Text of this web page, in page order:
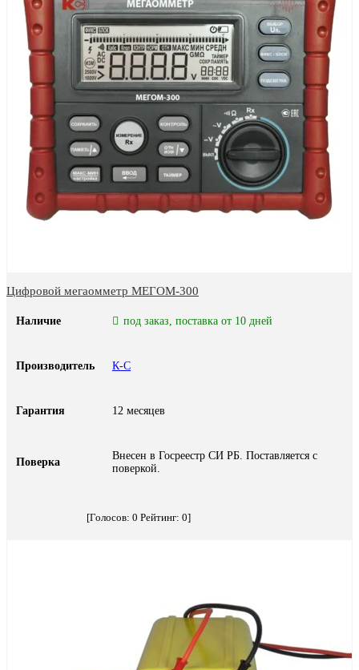
Цифровой мегаомметр МЕГОМ-300
Наличие под заказ, поставка от 10 дней
Производитель К-С
Гарантия 12 месяцев
Поверка
Внесен в Госреестр СИ РБ. Поставляется с
поверкой.
[Голосов: 0 Рейтинг: 0]